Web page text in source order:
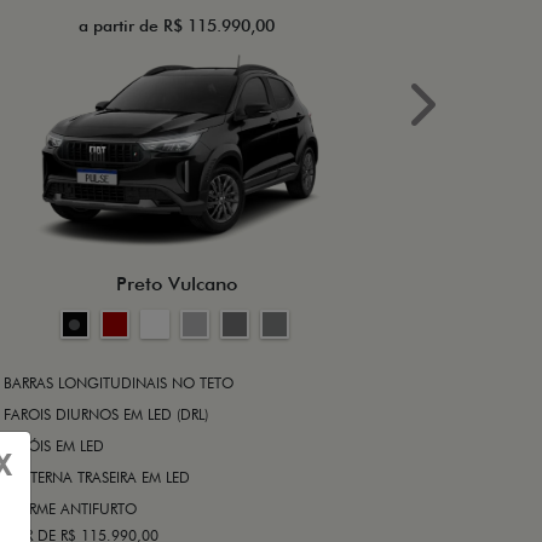
a partir de R$ 115.990,00
Preto Vulcano
BARRAS LONGITUDINAIS NO TETO
FAROIS DIURNOS EM LED (DRL)
FARÓIS EM LED
LANTERNA TRASEIRA EM LED
ALARME ANTIFURTO
DE R$ 115.990,00
Next